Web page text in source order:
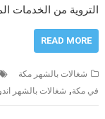
التروية من الخدمات
READ MORE
شغالات بالشهر مكة
في مكة, شغالات بالشهر